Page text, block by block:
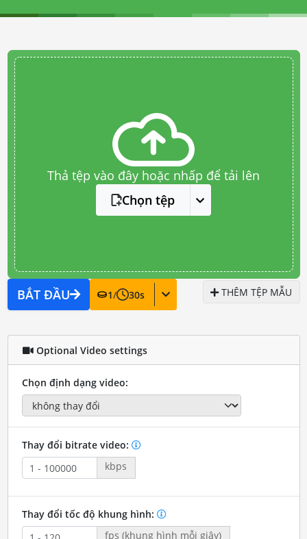
Thả tệp vào đây hoặc nhấp để tải lên
Chọn tệp
BẮT ĐẦU 1/ 30s THÊM TỆP MẪU
Optional Video settings
Chọn định dạng video:
Thay đổi bitrate video:
kbps
Thay đổi tốc độ khung hình:
fps (khung hình mỗi giây)